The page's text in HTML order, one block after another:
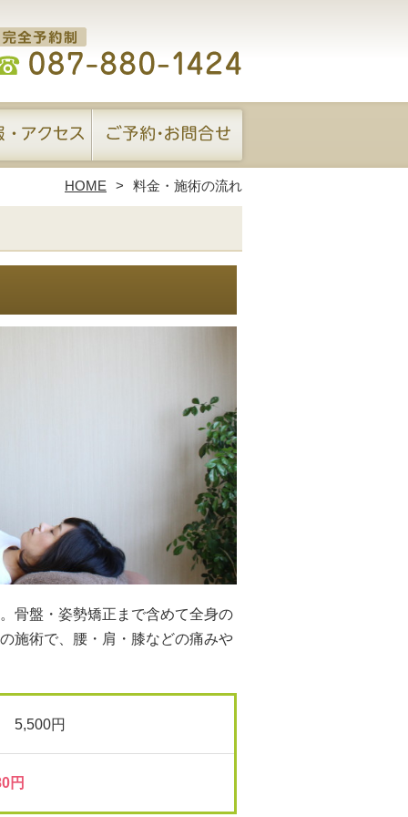
HOME 料金・施術の流れ
骨盤・姿勢矯正まで含めて全身の
施術で、腰・肩・膝などの痛みや
5,500円
円